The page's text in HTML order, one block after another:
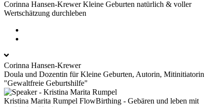
Corinna Hansen-Krewer Kleine Geburten natürlich & voller
Wertschätzung durchleben
Corinna Hansen-Krewer
Doula und Dozentin für Kleine Geburten, Autorin, Mitinitiatorin
"Gewaltfreie Geburtshilfe"
Kristina Marita Rumpel FlowBirthing - Gebären und leben mit